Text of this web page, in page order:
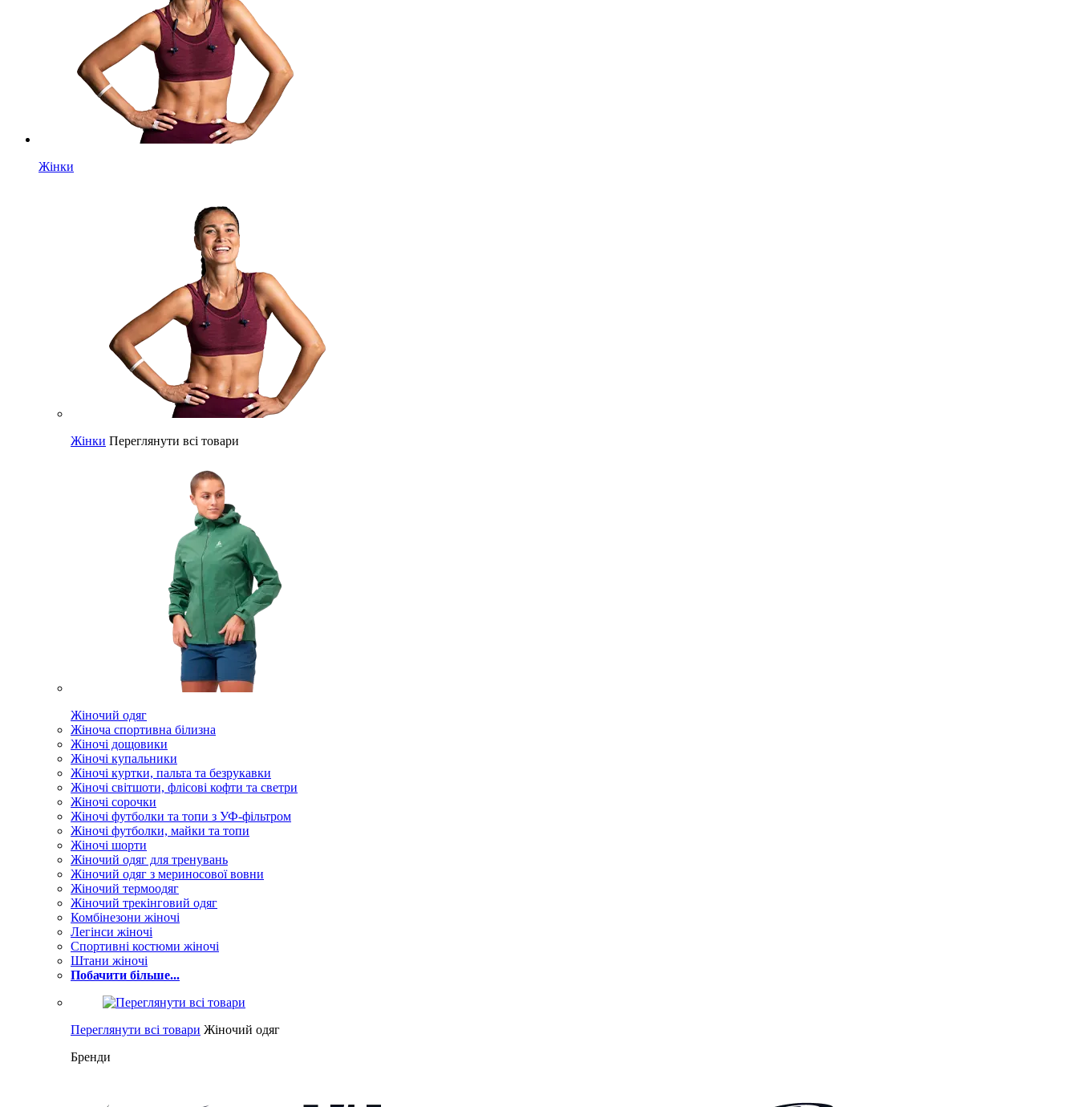
Жінки
Жінки Переглянути всі товари
Жіночий одяг
Жіноча спортивна білизна
Жіночі дощовики
Жіночі купальники
Жіночі куртки, пальта та безрукавки
Жіночі світшоти, флісові кофти та светри
Жіночі сорочки
Жіночі футболки та топи з УФ-фільтром
Жіночі футболки, майки та топи
Жіночі шорти
Жіночий одяг для тренувань
Жіночий одяг з мериносової вовни
Жіночий термоодяг
Жіночий трекінговий одяг
Комбінезони жіночі
Легінси жіночі
Спортивні костюми жіночі
Штани жіночі
Побачити більше...
Переглянути всі товари Жіночий одяг
Бренди